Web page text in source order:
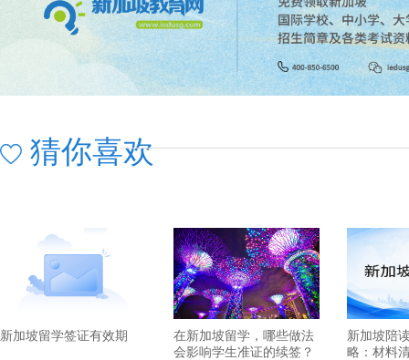
猜你喜欢
新加坡留学签证有效期
在新加坡留学，哪些做法
会影响学生准证的续签？
新加坡陪
略：材料